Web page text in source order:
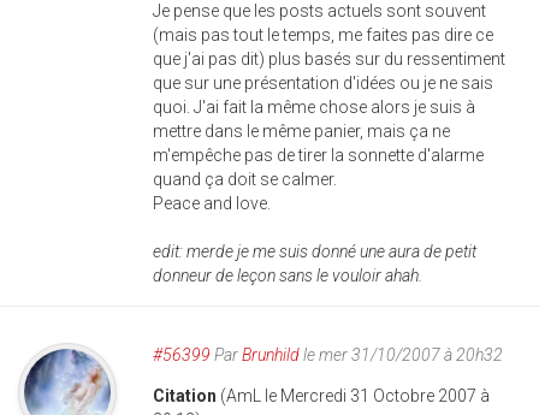
Je pense que les posts actuels sont souvent
(mais pas tout le temps, me faites pas dire ce
que j'ai pas dit) plus basés sur du ressentiment
que sur une présentation d'idées ou je ne sais
quoi. J'ai fait la même chose alors je suis à
mettre dans le même panier, mais ça ne
m'empêche pas de tirer la sonnette d'alarme
quand ça doit se calmer.
Peace and love.
edit: merde je me suis donné une aura de petit
donneur de leçon sans le vouloir ahah.
#56399 ParBrunhildle mer 31/10/2007 à 20h32
Citation (AmL le Mercredi 31 Octobre 2007 à